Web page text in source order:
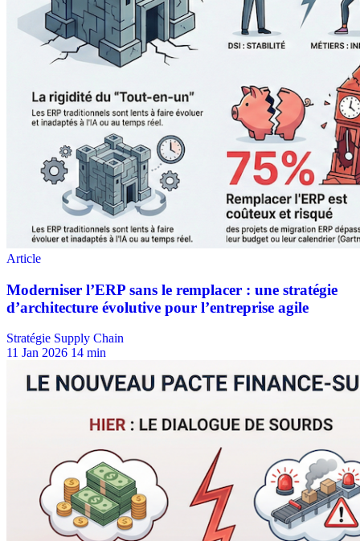
Stratégie Supply Chain
11 Jan 2026 14 min